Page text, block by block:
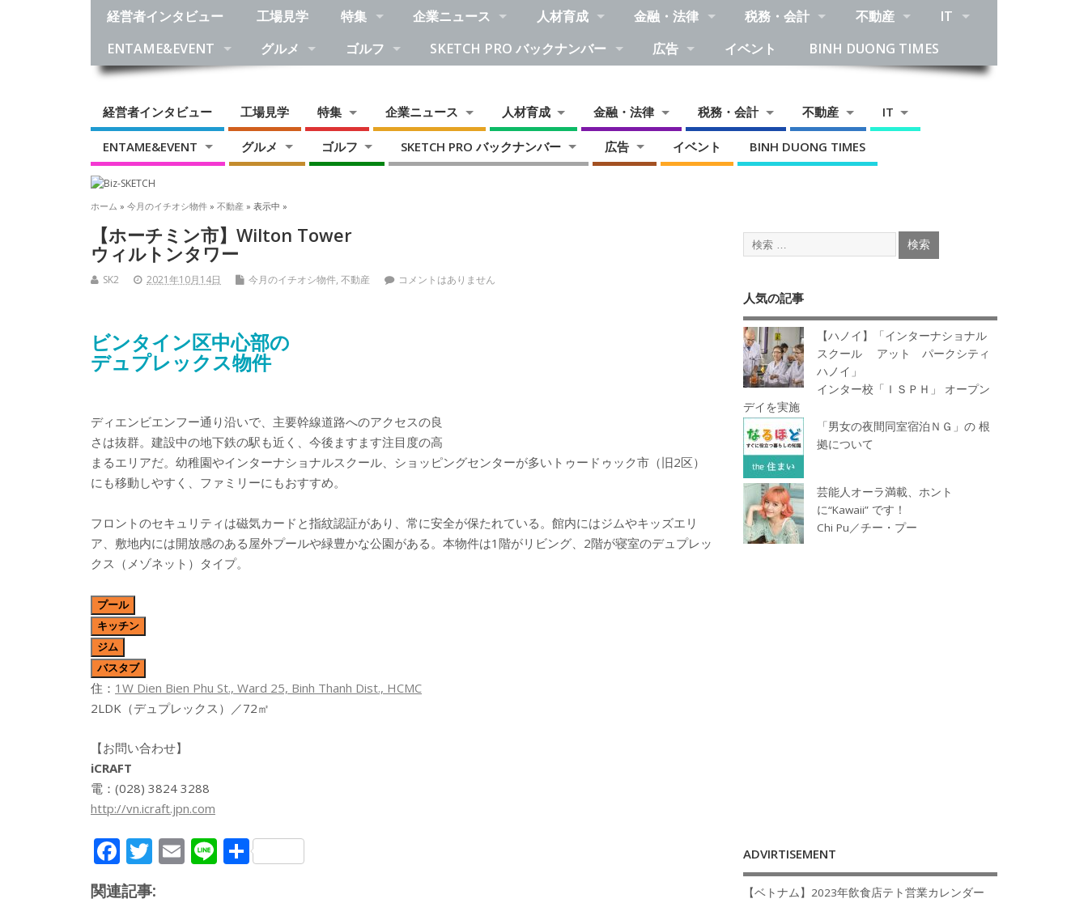
経営者インタビュー 工場見学 特集 企業ニュース 人材育成 金融・法律 税務・会計 不動産
IT
ENTAME&EVENT
グルメ ゴルフ SKETCH PRO バックナンバー 広告 イベント BINH DUONG TIMES
経営者インタビュー 工場見学 特集 企業ニュース 人材育成 金融・法律 税務・会計 不動産 IT
ENTAME&EVENT グルメ ゴルフ SKETCH PRO バックナンバー 広告 イベント BINH DUONG TIMES
ホーム » 今月のイチオシ物件 » 不動産 » 表示中 »
【ホーチミン市】Wilton Tower
ウィルトンタワー
SK2 2021年10月14日 今月のイチオシ物件, 不動産 コメントはありません
ビンタイン区中心部の
デュプレックス物件
ディエンビエンフー通り沿いで、主要幹線道路へのアクセスの良
さは抜群。建設中の地下鉄の駅も近く、今後ますます注目度の高
まるエリアだ。幼稚園やインターナショナルスクール、ショッピングセンターが多いトゥードゥック市（旧2区）
にも移動しやすく、ファミリーにもおすすめ。
フロントのセキュリティは磁気カードと指紋認証があり、常に安全が保たれている。館内にはジムやキッズエリ
ア、敷地内には開放感のある屋外プールや緑豊かな公園がある。本物件は1階がリビング、2階が寝室のデュプレッ
クス（メゾネット）タイプ。
プール
キッチン
ジム
バスタブ
住： 1W Dien Bien Phu St., Ward 25, Binh Thanh Dist., HCMC
2LDK（デュプレックス）／72㎡
【お問い合わせ】
iCRAFT
電：(028) 3824 3288
http://vn.icraft.jpn.com
F
ac
T E Li 共
関連記事:
人気の記事
【ハノイ】「インターナショナル
スクール アット パークシティ
ハノイ」
インター校「ＩＳＰＨ」 オープン
デイを実施
「男女の夜間同室宿泊ＮＧ」の 根
拠について
芸能人オーラ満載、ホント
に“Kawaii” です！
Chi Pu／チー・プー
ADVIRTISEMENT
【ベトナム】2023年飲食店テト営業カレンダー